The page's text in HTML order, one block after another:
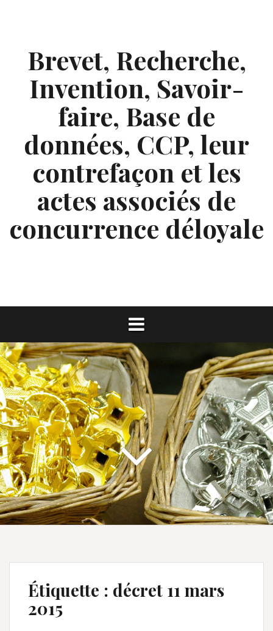
Brevet, Recherche,
Invention, Savoir-
faire, Base de
données, CCP, leur
contrefaçon et les
actes associés de
concurrence déloyale
Étiquette : décret 11 mars
2015